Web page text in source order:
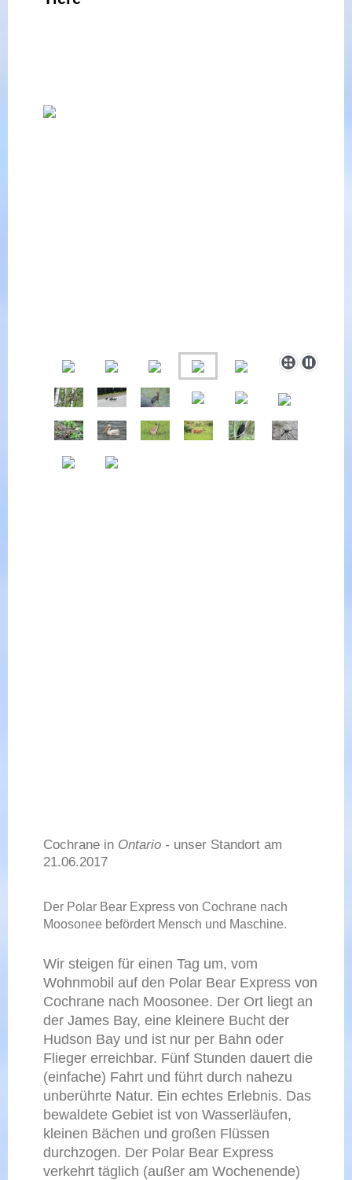
Cochrane in Ontario - unser Standort am
21.06.2017
Der Polar Bear Express von Cochrane nach
Moosonee befördert Mensch und Maschine.
Wir steigen für einen Tag um, vom
Wohnmobil auf den Polar Bear Express von
Cochrane nach Moosonee. Der Ort liegt an
der James Bay, eine kleinere Bucht der
Hudson Bay und ist nur per Bahn oder
Flieger erreichbar. Fünf Stunden dauert die
(einfache) Fahrt und führt durch nahezu
unberührte Natur. Ein echtes Erlebnis. Das
bewaldete Gebiet ist von Wasserläufen,
kleinen Bächen und großen Flüssen
durchzogen. Der Polar Bear Express
verkehrt täglich (außer am Wochenende)